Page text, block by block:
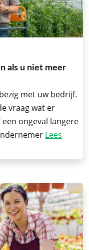
als u niet meer
met uw bedrijf.
vraag wat er
ongeval langere
Lees